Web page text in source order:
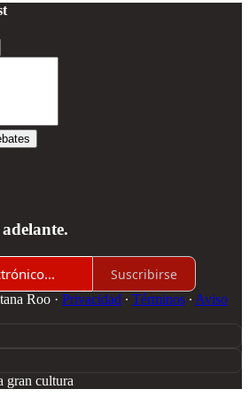
Suscribirse
Roo · Privacidad ∙ Términos ∙ Aviso
gran cultura